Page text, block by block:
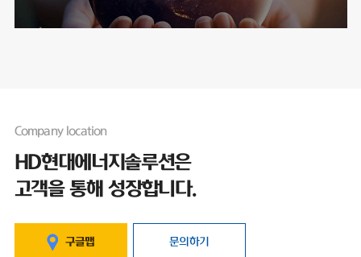
Company location
HD현대에너지솔루션은
고객을 통해 성장합니다.
구글맵 문의하기